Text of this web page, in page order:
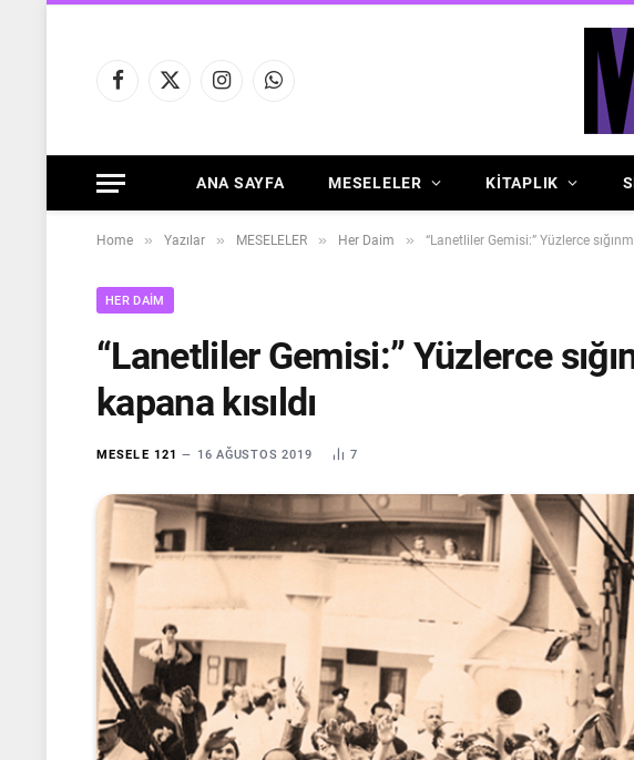
Facebook
X
InstagramWhatsApp
ANA SAYFA MESELELER KİTAPLIK
Home » Yazılar » MESELELER » Her Daim » “Lanetliler Gemisi:” Yüzlerce
HER DAIM
“Lanetliler Gemisi:” Yüzlerce
kapana kısıldı
MESELE 121 16 AĞUSTOS 2019 7